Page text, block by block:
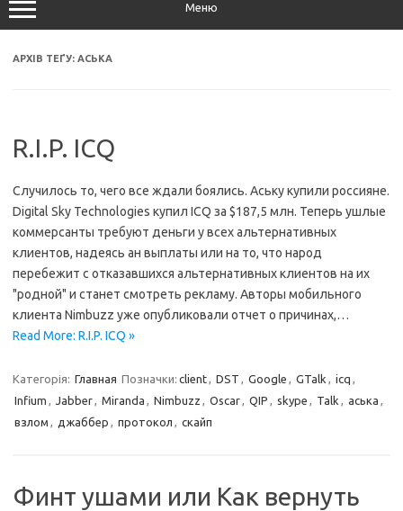
Меню
АРХІВ ТЕҐУ: АСЬКА
R.I.P. ICQ
Случилось то, чего все ждали боялись. Аську купили россияне.
Digital Sky Technologies купил ICQ за $187,5 млн. Теперь ушлые
коммерсанты требуют деньги у всех альтернативных
клиентов, надеясь ан выплаты или на то, что народ
перебежит с отказавшихся альтернативных клиентов на их
"родной" и станет смотреть рекламу. Авторы мобильного
клиента Nimbuzz уже опубликовали отчет о причинах,…
Read More: R.I.P. ICQ »
Категорія: Главная Позначки: client, DST , Google , GTalk , icq ,
Infium , Jabber, Miranda , Nimbuzz , Oscar, QIP , skype , Talk , аська ,
взлом , джаббер , протокол , скайп
Финт ушами или Как вернуть